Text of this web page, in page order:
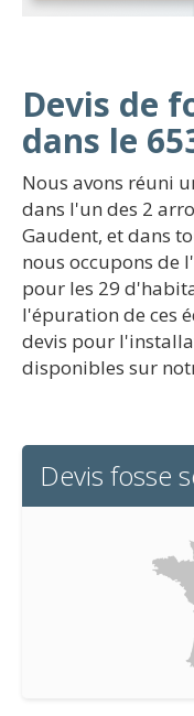
Devis de
dans le
Nous avons réuni
dans l'un des 2
Gaudent, et dans
nous occupons de
pour les 29
l'épuration de ces
devis pour
disponibles sur
Devis fosse